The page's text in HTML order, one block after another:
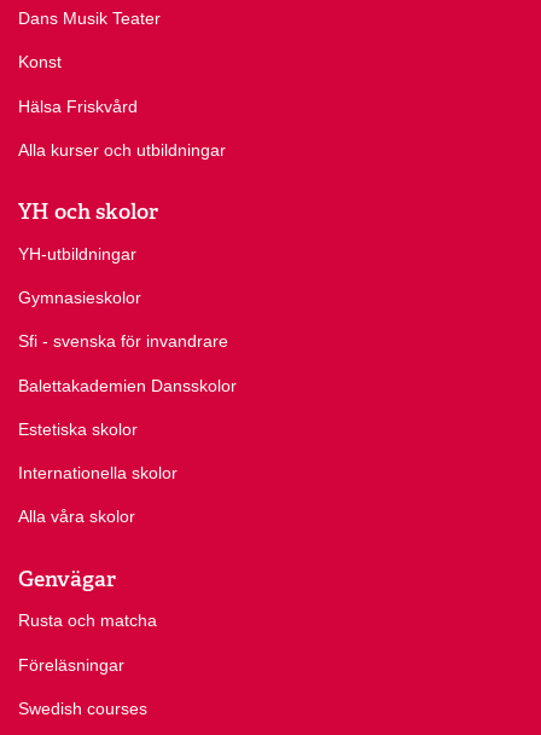
Dans Musik Teater
Konst
Hälsa Friskvård
Alla kurser och utbildningar
YH och skolor
YH-utbildningar
Gymnasieskolor
Sfi - svenska för invandrare
Balettakademien Dansskolor
Estetiska skolor
Internationella skolor
Alla våra skolor
Genvägar
Rusta och matcha
Föreläsningar
Swedish courses